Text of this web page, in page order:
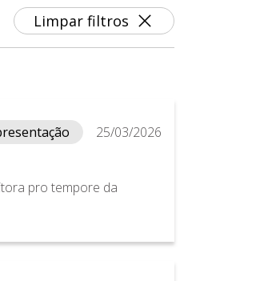
Limpar filtros
25/03/2026
pro tempore da